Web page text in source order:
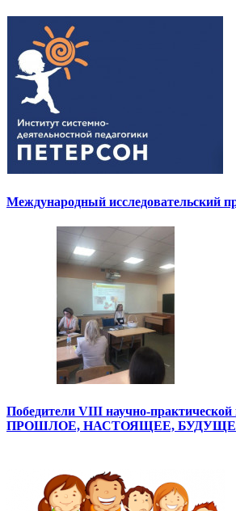
Международный исследовательский
Победители VIII научно-
ПРОШЛОЕ, НАСТОЯЩЕЕ,